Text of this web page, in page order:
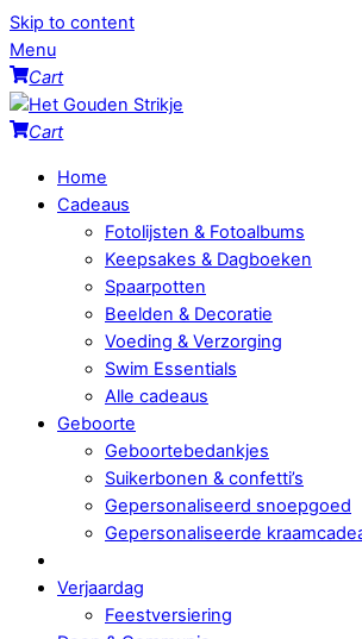
Skip to content
Menu
Cart
Cart
Home
Cadeaus
Fotolijsten & Fotoalbums
Keepsakes & Dagboeken
Spaarpotten
Beelden & Decoratie
Voeding & Verzorging
Swim Essentials
Alle cadeaus
Geboorte
Geboortebedankjes
Suikerbonen & confetti’s
Gepersonaliseerd snoepgoed
Gepersonaliseerde
Verjaardag
Feestversiering